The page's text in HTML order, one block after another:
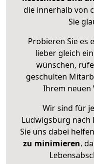
die innerhalb von
Sie
Probieren Sie es
lieber gleich
wünschen,
geschulten
Ihrem neuen
Wir sind für
Ludwigsburg nach
Sie uns dabei
zu minimieren,